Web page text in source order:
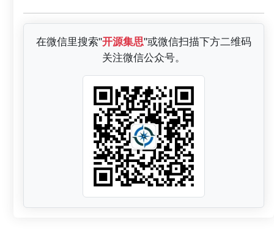
在微信里搜索"开源集思"或微信扫描下方二维码
关注微信公众号。